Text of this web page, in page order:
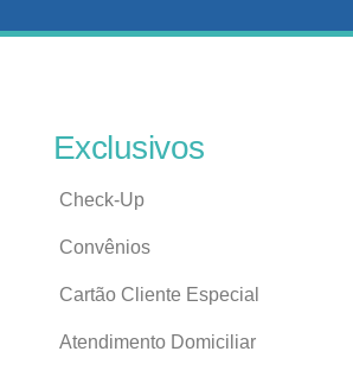
Exclusivos
Check-Up
Convênios
Cartão Cliente Especial
Atendimento Domiciliar